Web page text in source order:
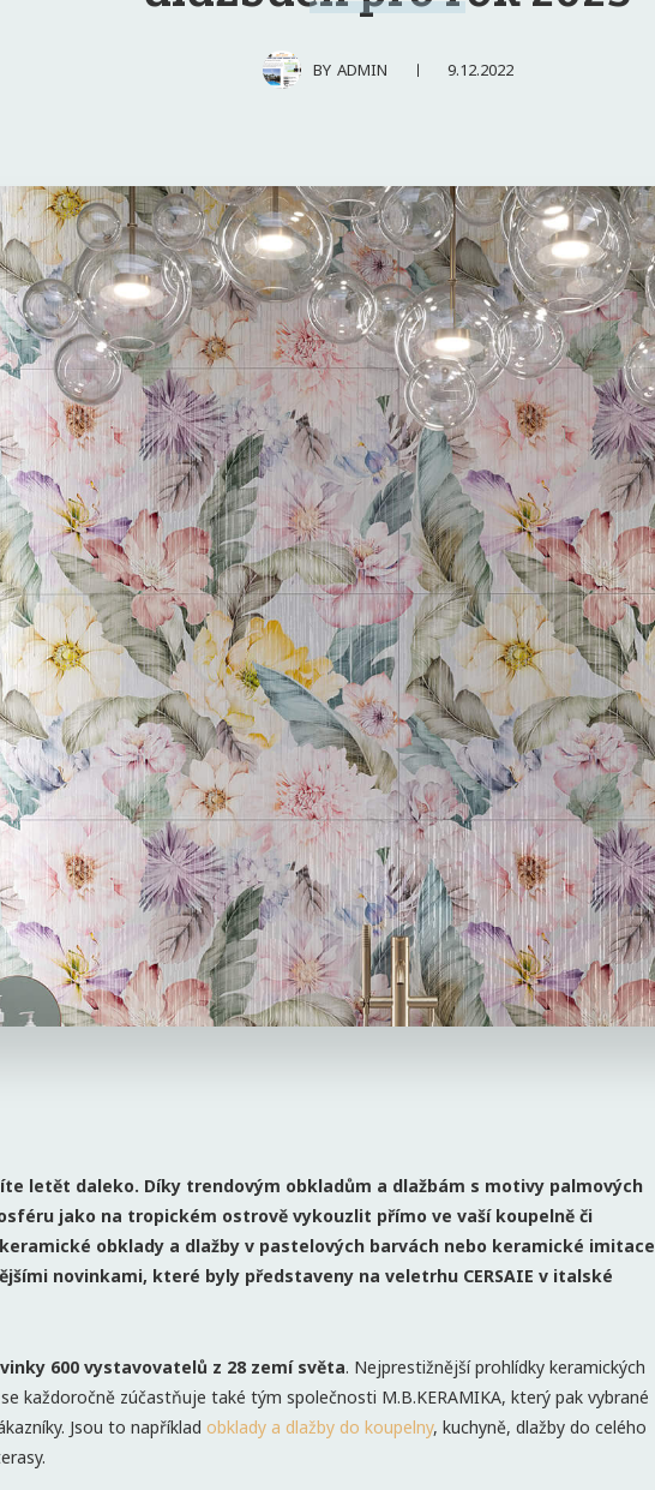
BY ADMIN 9.12.2022
letět daleko. Díky trendovým obkladům a dlažbám s motivy palmových
jako na tropickém ostrově vykouzlit přímo ve vaší koupelně či
obklady a dlažby v pastelových barvách nebo keramické imitace
novinkami, které byly představeny na veletrhu CERSAIE v italské
600 vystavovatelů z 28 zemí světa. Nejprestižnější prohlídky keramických
každoročně zúčastňuje také tým společnosti M.B.KERAMIKA, který pak vybrané
Jsou to například obklady a dlažby do koupelny, kuchyně, dlažby do celého